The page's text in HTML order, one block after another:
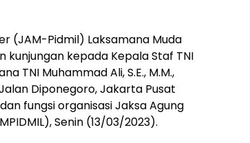
(JAM-Pidmil) Laksamana Muda
kunjungan kepada Kepala Staf TNI
TNI Muhammad Ali, S.E., M.M.,
Diponegoro, Jakarta Pusat
fungsi organisasi Jaksa Agung
Senin (13/03/2023).